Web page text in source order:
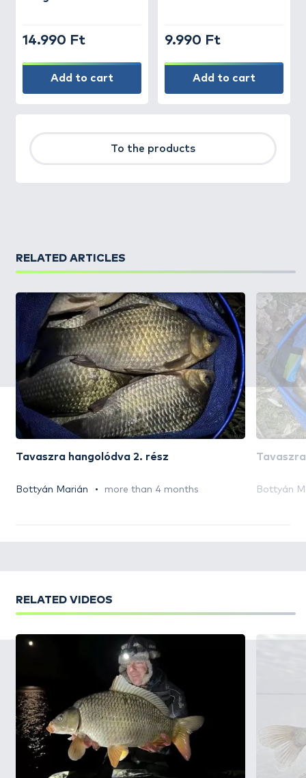
14.990 Ft
Add to cart
9.990 Ft
Add to cart
To the products
RELATED ARTICLES
Tavaszra hangolódva 2. rész
Bottyán Marián more than 4 months Bottyán
RELATED VIDEOS